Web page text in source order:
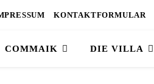
KONTAKTFORMULAR
COMMAIK DIE VILLA